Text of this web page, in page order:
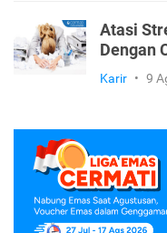
Atasi
Dengan
Karir • 9